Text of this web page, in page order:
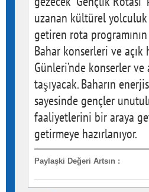
uzanan kültürel yolculuk
getiren rota
Bahar konserleri ve
Günleri’nde konserler
taşıyacak. Baharın
sayesinde gençler
faaliyetlerini bir araya
getirmeye hazırlanıyor.
Paylaşki Değeri Artsın :